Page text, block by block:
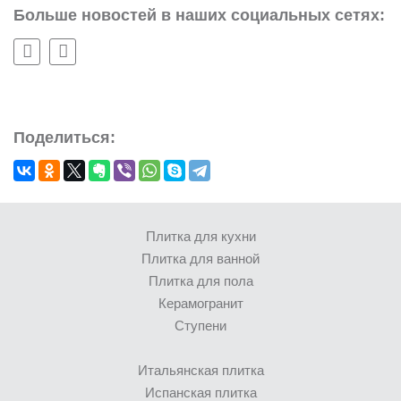
Больше новостей в наших социальных сетях:
Поделиться:
Плитка для кухни
Плитка для ванной
Плитка для пола
Керамогранит
Ступени
Итальянская плитка
Испанская плитка